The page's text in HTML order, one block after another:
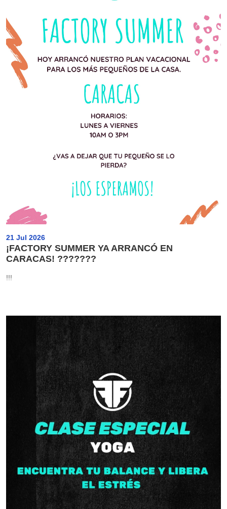
21 Jul 2026
¡FACTORY SUMMER YA ARRANCÓ EN
CARACAS! ???????
!!!